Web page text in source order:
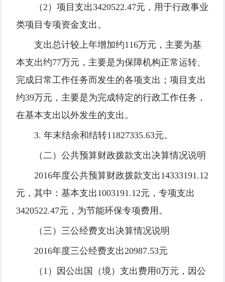
（2）项目支出3420522.47元，用于行政事业
类项目专项资金支出。
支出总计较上年增加约116万元，主要为基
本支出约77万元，主要是为保障机构正常运转、
完成日常工作任务而发生的各项支出；项目支出
约39万元，主要是为完成特定的行政工作任务，
在基本支出以外发生的支出。
3. 年末结余和结转11827335.63元。
（二）公共预算财政拨款支出决算情况说明
2016年度公共预算财政拨款支出14333191.12
元，其中：基本支出1003191.12元，专项支出
3420522.47元，为节能环保专项费用。
（三）三公经费支出决算情况说明
2016年度三公经费支出20987.53元
（1）因公出国（境）支出费用0万元，因公